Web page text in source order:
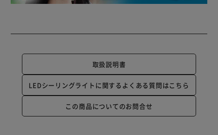
取扱説明書
LEDシーリングライトに関するよくある質問はこちら
この商品についてのお問合せ